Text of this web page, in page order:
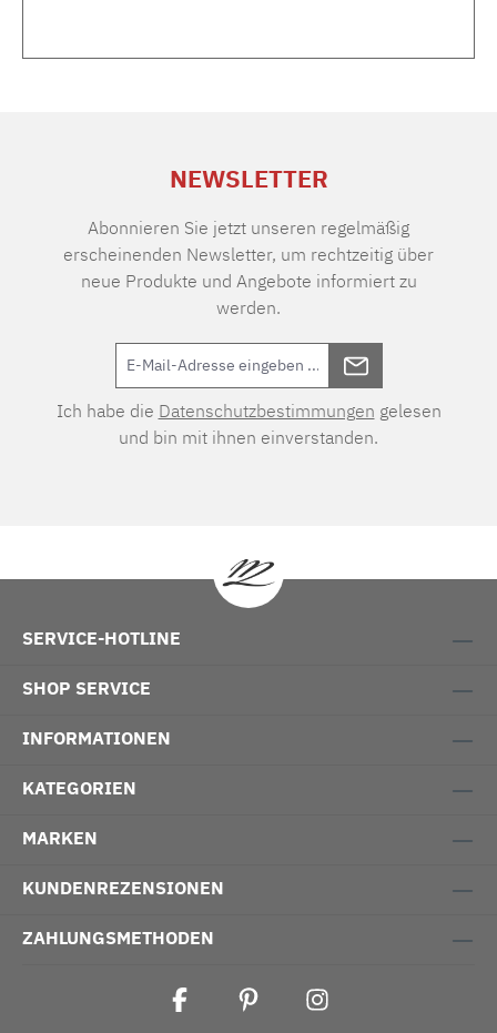
NEWSLETTER
Abonnieren Sie jetzt unseren regelmäßig
erscheinenden Newsletter, um rechtzeitig über
neue Produkte und Angebote informiert zu
werden.
Ich habe die Datenschutzbestimmungen gelesen
und bin mit ihnen einverstanden.
SERVICE-HOTLINE
SHOP SERVICE
INFORMATIONEN
KATEGORIEN
MARKEN
KUNDENREZENSIONEN
ZAHLUNGSMETHODEN